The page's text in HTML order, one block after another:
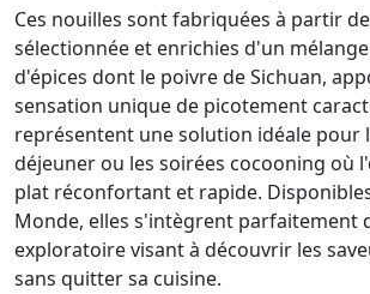
Ces nouilles sont fabriquées à partir
sélectionnée et enrichies d'un
d'épices dont le poivre de Sichuan,
sensation unique de picotement
représentent une solution idéale pour
déjeuner ou les soirées cocooning où
plat réconfortant et rapide.
Monde, elles s'intègrent parfaitement
exploratoire visant à découvrir les
sans quitter sa cuisine.